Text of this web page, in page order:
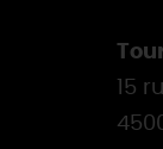
15